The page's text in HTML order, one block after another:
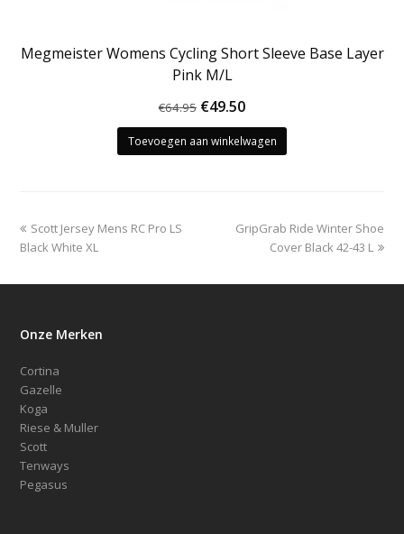
Megmeister Womens Cycling Short Sleeve Base Layer
Pink M/L
€64.95 Oorspronkelijke
prijs
was:
€49.50Huidige
prijs
is:
Toevoegen aan winkelwagen
previous
post:
Scott Jersey Mens RC Pro LS
Black White XL
next
GripGrab Ride Winter Shoe
Cover Black 42-43 L
Onze Merken
Cortina
Gazelle
Koga
Riese & Muller
Scott
Tenways
Pegasus